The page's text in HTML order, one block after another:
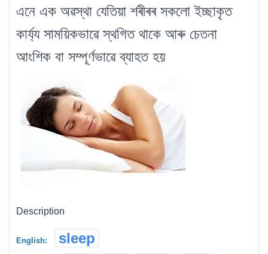
এনে এক অৱস্থা যেতিয়া শৰীৰৰ সকলো ইচ্ছাকৃত
কাৰ্য্য সাময়িকভাৱে স্থগিত থাকে আৰু চেতনা
আংশিক বা সম্পূৰ্ণভাৱে ব্যাহত হয়
Description
English: sleep